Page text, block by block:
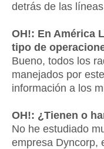
detrás de las
OH!: En América
tipo de
Bueno, todos los
manejados por
información a los
OH!: ¿Tienen o
No he estudiado
empresa Dyncorp,